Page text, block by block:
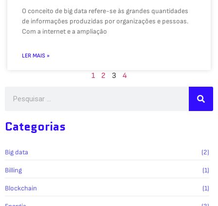
O conceito de big data refere-se às grandes quantidades
de informações produzidas por organizações e pessoas.
Com a internet e a ampliação
LER MAIS »
1 2 3 4
Categorias
Big data (2)
Billing (1)
Blockchain (1)